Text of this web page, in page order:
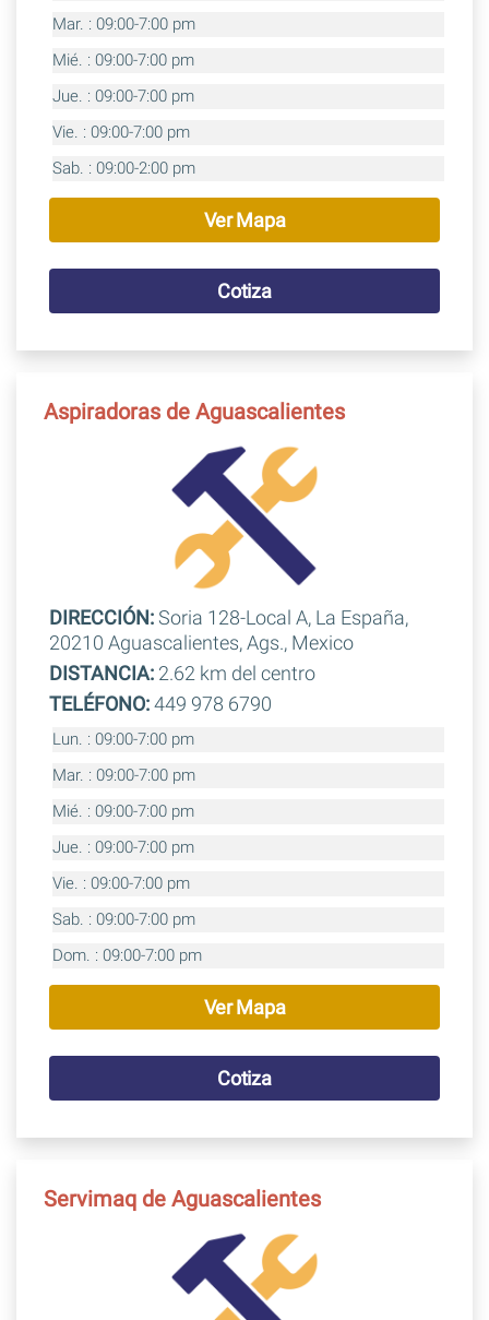
Mar. : 09:00-7:00 pm
Mié. : 09:00-7:00 pm
Jue. : 09:00-7:00 pm
Vie. : 09:00-7:00 pm
Sab. : 09:00-2:00 pm
Ver Mapa
Cotiza
Aspiradoras de Aguascalientes
DIRECCIÓN:Soria 128-Local A, La España,
20210 Aguascalientes, Ags., Mexico
DISTANCIA:2.62 km del centro
TELÉFONO:449 978 6790
Lun. : 09:00-7:00 pm
Mar. : 09:00-7:00 pm
Mié. : 09:00-7:00 pm
Jue. : 09:00-7:00 pm
Vie. : 09:00-7:00 pm
Sab. : 09:00-7:00 pm
Dom. : 09:00-7:00 pm
Ver Mapa
Cotiza
Servimaq de Aguascalientes